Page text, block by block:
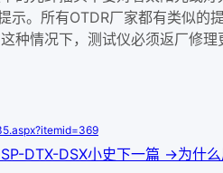
示。所有OTDR厂家都有类似
种情况下，测试仪必须返厂修理
DTX-DSX小史下一篇 →为什